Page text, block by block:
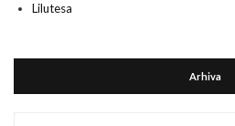
Lilutesa
Arhiva